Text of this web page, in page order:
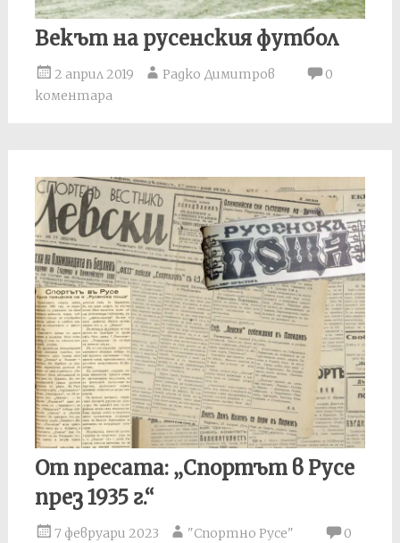
Векът на русенския футбол
2 април 2019 Радко Димитров
0
коментара
От пресата: „Спортът в Русе
през 1935 г.“
7 февруари 2023 "Спортно Русе"
0